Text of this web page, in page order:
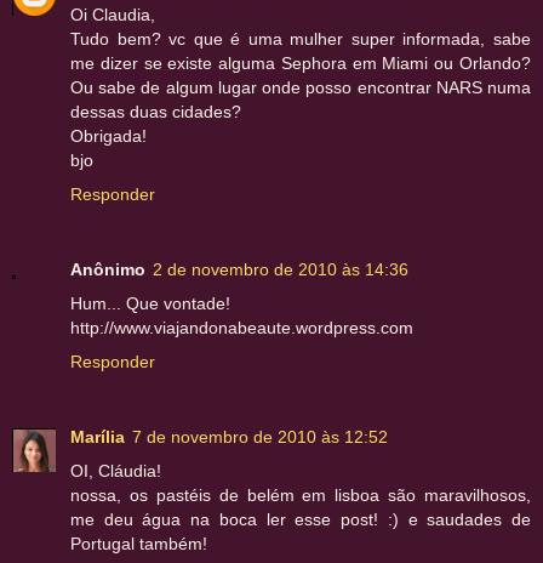
Oi Claudia,
Tudo bem? vc que é uma mulher super informada, sabe
me dizer se existe alguma Sephora em Miami ou Orlando?
Ou sabe de algum lugar onde posso encontrar NARS numa
dessas duas cidades?
Obrigada!
bjo
Responder
Anônimo 2 de novembro de 2010 às 14:36
Hum... Que vontade!
http://www.viajandonabeaute.wordpress.com
Responder
Marília 7 de novembro de 2010 às 12:52
OI, Cláudia!
nossa, os pastéis de belém em lisboa são maravilhosos,
me deu água na boca ler esse post! :) e saudades de
Portugal também!